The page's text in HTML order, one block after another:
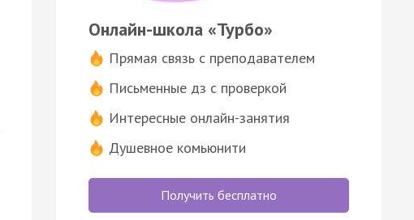
Онлайн-школа «Турбо»
Прямая связь с преподавателем
Письменные дз с проверкой
Интересные онлайн-занятия
Душевное комьюнити
Получить бесплатно